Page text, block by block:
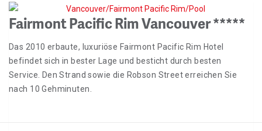
Fairmont Pacific Rim Vancouver *****
Das 2010 erbaute, luxuriöse Fairmont Pacific Rim Hotel
befindet sich in bester Lage und besticht durch besten
Service. Den Strand sowie die Robson Street erreichen Sie
nach 10 Gehminuten.